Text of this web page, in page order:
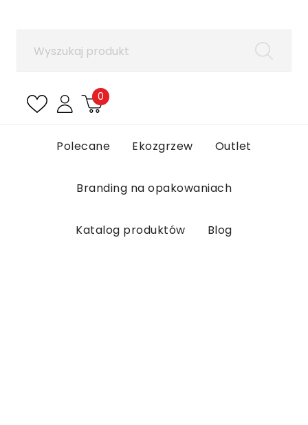
0
Polecane Ekozgrzew Outlet
Branding na opakowaniach
Katalog produktów Blog
Aby zapisać produkty na liście ulubionych, musisz
Anuluj Zaloguj się